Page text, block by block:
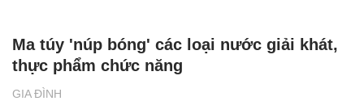
GIA ĐÌNH
Ma túy 'núp bóng' các loại nước giải khát,
thực phẩm chức năng